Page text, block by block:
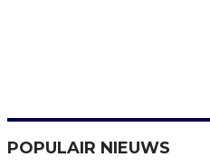
POPULAIR NIEUWS